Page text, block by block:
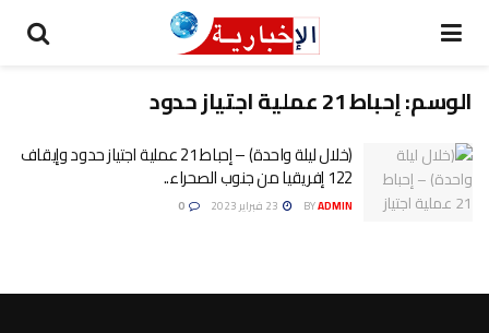
الوسم:إحباط 21 عملية اجتياز حدود
(خلال ليلة واحدة) – إحباط 21 عملية اجتياز حدود وإيقاف
122 إفريقيا من جنوب الصحراء..
BYADMIN